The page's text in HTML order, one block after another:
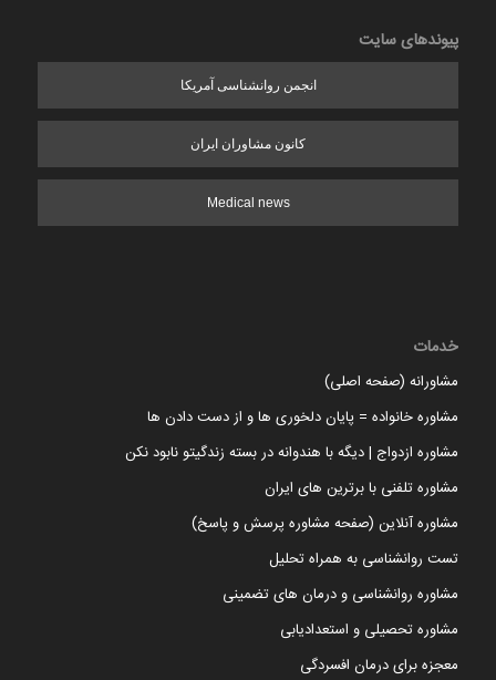
پیوندهای سایت
انجمن روانشناسی آمریکا
کانون مشاوران ایران
Medical news
خدمات
مشاورانه (صفحه اصلی)
مشاوره خانواده = پایان دلخوری ها و از دست دادن ها
مشاوره ازدواج | دیگه با هندوانه در بسته زندگیتو نابود نکن
مشاوره تلفنی با برترین های ایران
مشاوره آنلاین (صفحه مشاوره پرسش و پاسخ)
تست روانشناسی به همراه تحلیل
مشاوره روانشناسی و درمان های تضمینی
مشاوره تحصیلی و استعدادیابی
معجزه برای درمان افسردگی